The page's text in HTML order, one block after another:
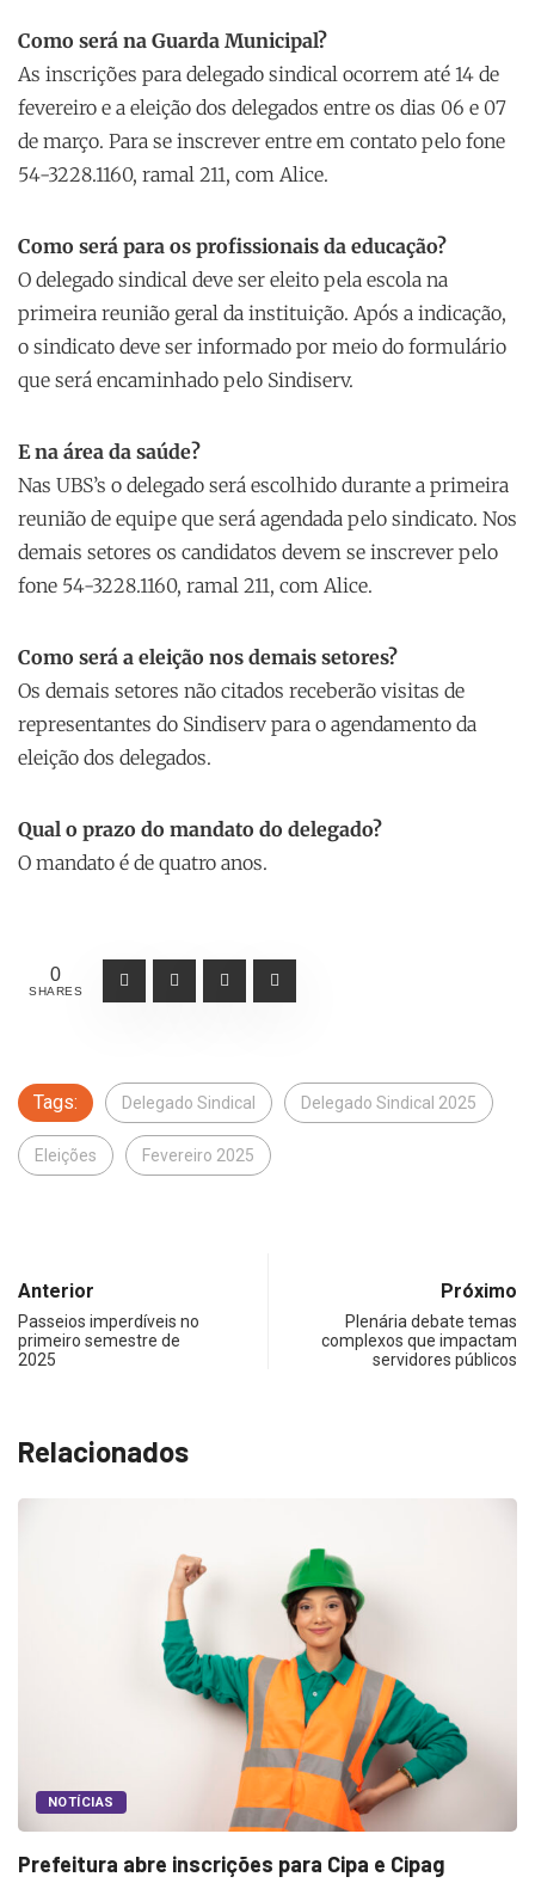
Como será na Guarda Municipal?
As inscrições para delegado sindical ocorrem até 14 de
fevereiro e a eleição dos delegados entre os dias 06 e 07
de março. Para se inscrever entre em contato pelo fone
54-3228.1160, ramal 211, com Alice.
Como será para os profissionais da educação?
O delegado sindical deve ser eleito pela escola na
primeira reunião geral da instituição. Após a indicação,
o sindicato deve ser informado por meio do formulário
que será encaminhado pelo Sindiserv.
E na área da saúde?
Nas UBS’s o delegado será escolhido durante a primeira
reunião de equipe que será agendada pelo sindicato. Nos
demais setores os candidatos devem se inscrever pelo
fone 54-3228.1160, ramal 211, com Alice.
Como será a eleição nos demais setores?
Os demais setores não citados receberão visitas de
representantes do Sindiserv para o agendamento da
eleição dos delegados.
Qual o prazo do mandato do delegado?
O mandato é de quatro anos.
0
SHARES
Tags: Delegado Sindical Delegado Sindical 2025
Eleições Fevereiro 2025
Anterior
Passeios imperdíveis no
primeiro semestre de
2025
Próximo
Plenária debate temas
complexos que impactam
servidores públicos
Relacionados
NOTÍCIAS
Prefeitura abre inscrições para Cipa e Cipag